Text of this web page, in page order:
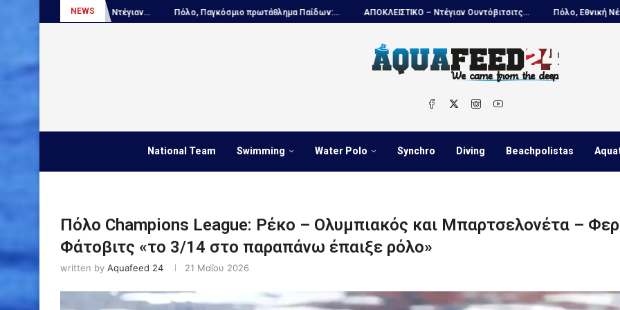
NEWS
Πόλο, Παγκόσμιο πρωτάθλημα Παίδων:... ΑΠΟΚΛΕΙΣΤΙΚΟ – Ντέγιαν Ουντόβιτσιτς... Πόλο, Εθνική Νέων Ανδρών...
National Team Swimming Water Polo Synchro Diving Beachpolistas
Πόλο Champions League: Ρέκο – Ολυμπιακός και Μπαρτσελονέτα –
Φάτοβιτς «το 3/14 στο παραπάνω έπαιξε ρόλο»
written by Aquafeed 24 21 Μαΐου 2026